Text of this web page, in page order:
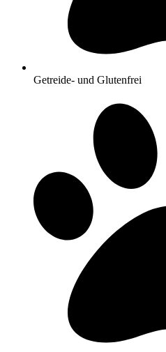
Getreide- und Glutenfrei